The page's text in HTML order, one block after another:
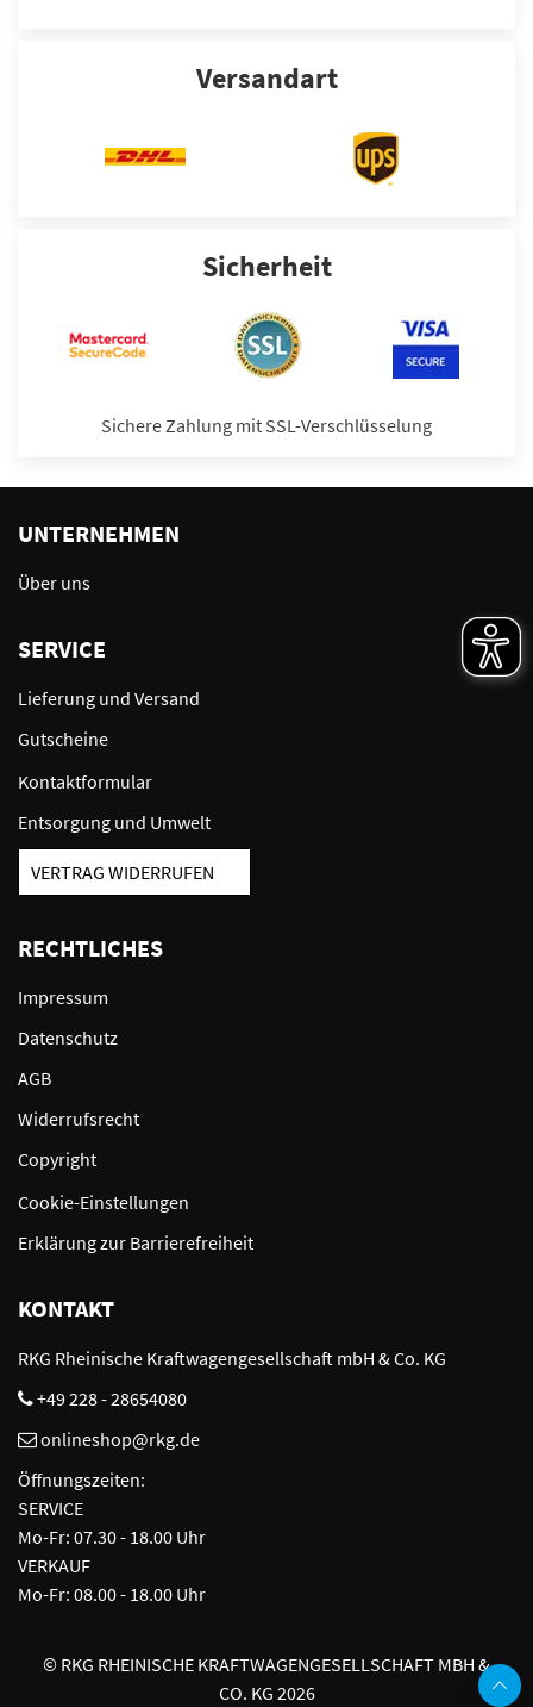
Versandart
Sicherheit
Sichere Zahlung mit SSL-Verschlüsselung
UNTERNEHMEN
Über uns
SERVICE
Lieferung und Versand
Gutscheine
Kontaktformular
Entsorgung und Umwelt
VERTRAG WIDERRUFEN
RECHTLICHES
Impressum
Datenschutz
AGB
Widerrufsrecht
Copyright
Cookie-Einstellungen
Erklärung zur Barrierefreiheit
KONTAKT
RKG Rheinische Kraftwagengesellschaft mbH & Co. KG
+49 228 - 28654080
onlineshop@rkg.de
Öffnungszeiten:
SERVICE
Mo-Fr: 07.30 - 18.00 Uhr
VERKAUF
Mo-Fr: 08.00 - 18.00 Uhr
© RKG RHEINISCHE KRAFTWAGENGESELLSCHAFT MBH &
CO. KG 2026